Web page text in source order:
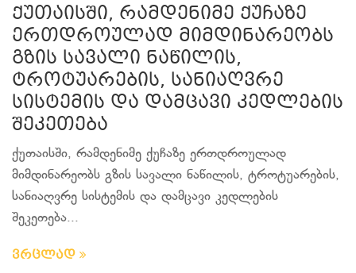
ქუთაისში, რამდენიმე ქუჩაზე
ერთდროულად მიმდინარეობს
გზის სავალი ნაწილის,
ტროტუარების, სანიაღვრე
სისტემის და დამცავი კედლების
შეკეთება
ქუთაისში, რამდენიმე ქუჩაზე ერთდროულად
მიმდინარეობს გზის სავალი ნაწილის, ტროტუარების,
სანიაღვრე სისტემის და დამცავი კედლების
შეკეთება...
ვრცლად